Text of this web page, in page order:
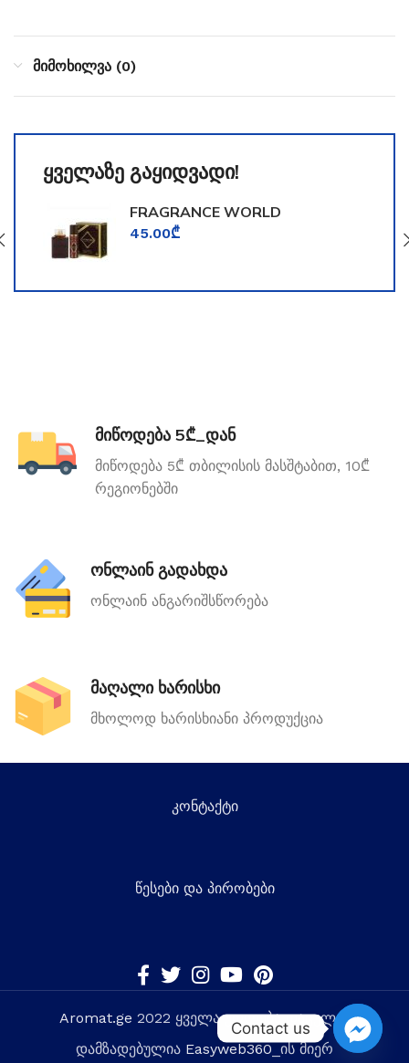
მიმოხილვა (0)
ყველაზე გაყიდვადი!
FRAGRANCE WORLD
TOOMFORD
45.00₾
მიწოდება 5₾_დან
მიწოდება 5₾ თბილისის მასშტაბით, 10₾
რეგიონებში
ონლაინ გადახდა
ონლაინ ანგარიშსწორება
მაღალი ხარისხი
მხოლოდ ხარისხიანი პროდუქცია
კონტაქტი
წესები და პირობები
Aromat.ge 2022 ყველა უფლება დაცულია
დამზადებულია Easyweb360_ის მიერ
Contact us